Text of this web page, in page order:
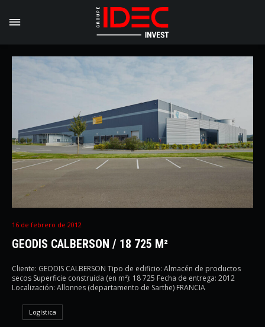
16 de febrero de 2012
GEODIS CALBERSON / 18 725 M²
Cliente: GEODIS CALBERSON Tipo de edificio: Almacén de productos
secos Superficie construida (en m²): 18 725 Fecha de entrega: 2012
Localización: Allonnes (departamento de Sarthe) FRANCIA
Logística